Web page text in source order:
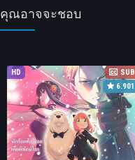
คุณอาจจะชอบ
HD
SUB
6.901